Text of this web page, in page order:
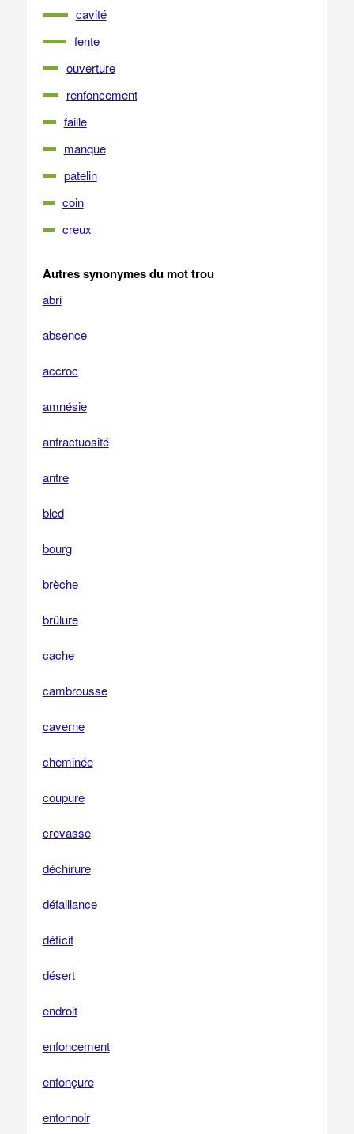
cavité
fente
ouverture
renfoncement
faille
manque
patelin
coin
creux
Autres synonymes du mot trou
abri
absence
accroc
amnésie
anfractuosité
antre
bled
bourg
brèche
brûlure
cache
cambrousse
caverne
cheminée
coupure
crevasse
déchirure
défaillance
déficit
désert
endroit
enfoncement
enfonçure
entonnoir